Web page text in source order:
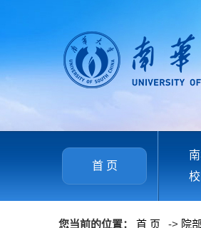
首 页
您当前的位置： 首 页 -> 院